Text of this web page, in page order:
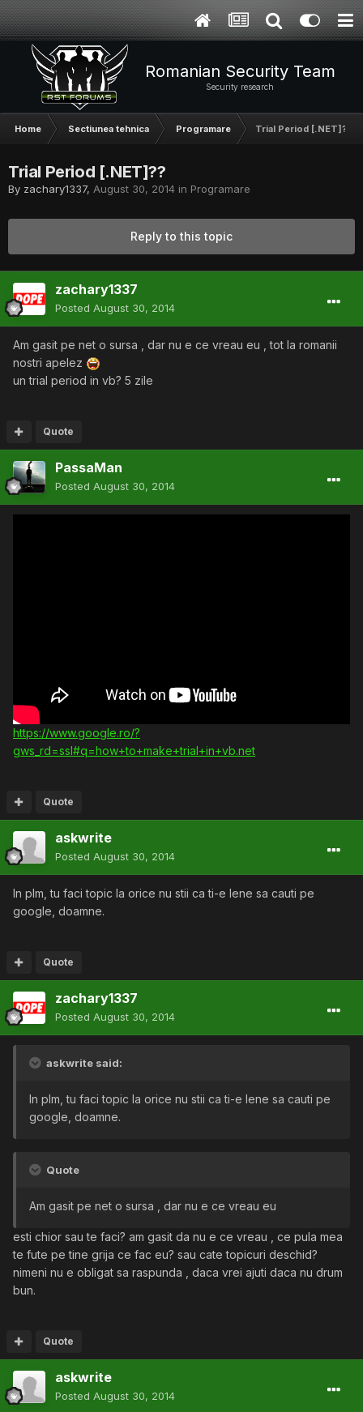
Romanian Security Team
Security research
Home Sectiunea tehnica Programare Trial Period [.NET]??
Trial Period [.NET]??
By zachary1337, August 30, 2014 in Programare
Reply to this topic
zachary1337
Posted August 30, 2014
Am gasit pe net o sursa , dar nu e ce vreau eu , tot la romanii
nostri apelez
un trial period in vb? 5 zile
Quote
PassaMan
Posted August 30, 2014
https://www.google.ro/?
gws_rd=ssl#q=how+to+make+trial+in+vb.net
Quote
askwrite
Posted August 30, 2014
In plm, tu faci topic la orice nu stii ca ti-e lene sa cauti pe
google, doamne.
Quote
zachary1337
Posted August 30, 2014
askwrite said:
In plm, tu faci topic la orice nu stii ca ti-e lene sa cauti pe
google, doamne.
Quote
Am gasit pe net o sursa , dar nu e ce vreau eu
esti chior sau te faci? am gasit da nu e ce vreau , ce pula mea
te fute pe tine grija ce fac eu? sau cate topicuri deschid?
nimeni nu e obligat sa raspunda , daca vrei ajuti daca nu drum
bun.
Quote
askwrite
Posted August 30, 2014